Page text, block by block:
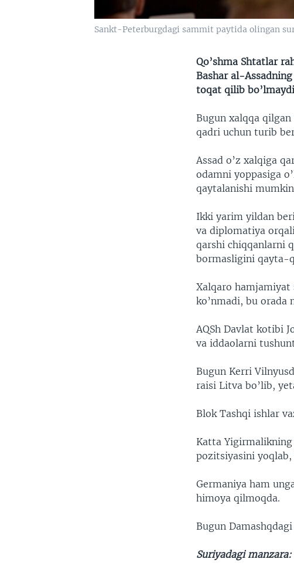
Sankt-Peterburgdagi sammit paytida olingan
Qo’shma Shtatlar
Bashar al-
toqat qilib
Bugun xalqqa
qadri uchun turib
Assad o’z xalqiga
odamni yoppasiga
qaytalanishi
Ikki yarim yildan
va diplomatiya
qarshi chiqqanlarni
bormasligini qayta-
Xalqaro
ko’nmadi, bu orada
AQSh Davlat kotibi
va iddaolarni
Bugun Kerri
raisi Litva bo’lib,
Blok Tashqi ishlar
Katta Yigirmalikning
pozitsiyasini
Germaniya ham
himoya qilmoqda.
Bugun
Suriyadagi manzara: